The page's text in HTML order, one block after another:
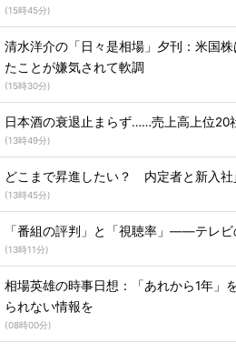
(15時45分)
清水洋介の「日々是相場」夕刊：米国
たことが嫌気されて軟調
(15時30分)
日本酒の衰退止まらず……売上高上位20
(13時49分)
どこまで昇進したい？ 内定者と新入社
(13時45分)
「番組の評判」と「視聴率」――テレ
(13時11分)
相場英雄の時事日想：「あれから1年」
られない情報を
(08時00分)